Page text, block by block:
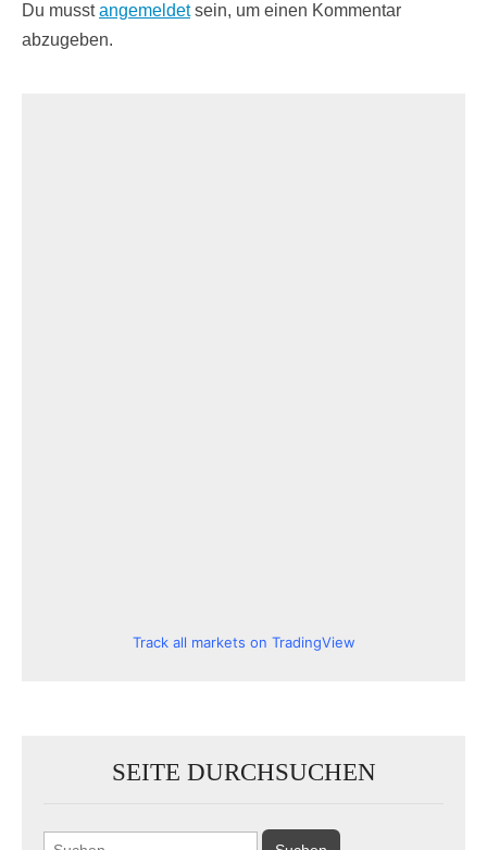
Du musstangemeldetsein, um einen Kommentar
abzugeben.
Track all markets on TradingView
SEITE DURCHSUCHEN
Suchen